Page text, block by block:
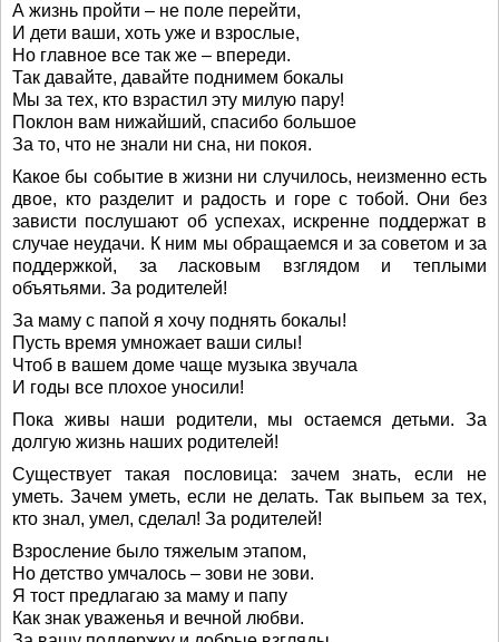
А жизнь пройти – не поле перейти,
И дети ваши, хоть уже и взрослые,
Но главное все так же – впереди.
Так давайте, давайте поднимем бокалы
Мы за тех, кто взрастил эту милую пару!
Поклон вам нижайший, спасибо большое
За то, что не знали ни сна, ни покоя.
Какое бы событие в жизни ни случилось, неизменно есть
двое, кто разделит и радость и горе с тобой. Они без
зависти послушают об успехах, искренне поддержат в
случае неудачи. К ним мы обращаемся и за советом и за
поддержкой, за ласковым взглядом и теплыми
объятьями. За родителей!
За маму с папой я хочу поднять бокалы!
Пусть время умножает ваши силы!
Чтоб в вашем доме чаще музыка звучала
И годы все плохое уносили!
Пока живы наши родители, мы остаемся детьми. За
долгую жизнь наших родителей!
Существует такая пословица: зачем знать, если не
уметь. Зачем уметь, если не делать. Так выпьем за тех,
кто знал, умел, сделал! За родителей!
Взросление было тяжелым этапом,
Но детство умчалось – зови не зови.
Я тост предлагаю за маму и папу
Как знак уваженья и вечной любви.